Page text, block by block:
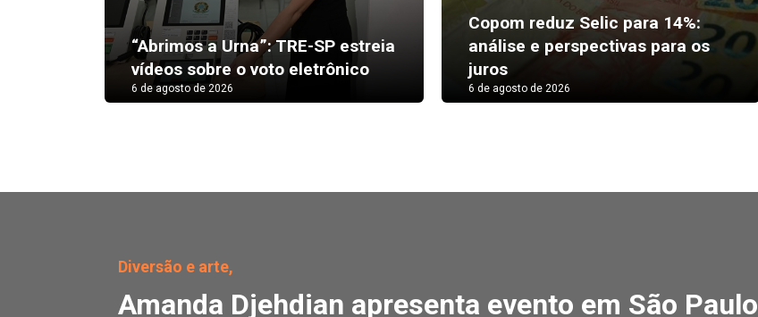
“Abrimos a Urna”: TRE-SP estreia
vídeos sobre o voto eletrônico
6 de agosto de 2026
Copom reduz Selic para 14%:
análise e perspectivas para os
juros
6 de agosto de 2026
Diversão e arte,
Amanda Djehdian apresenta evento em São Paulo